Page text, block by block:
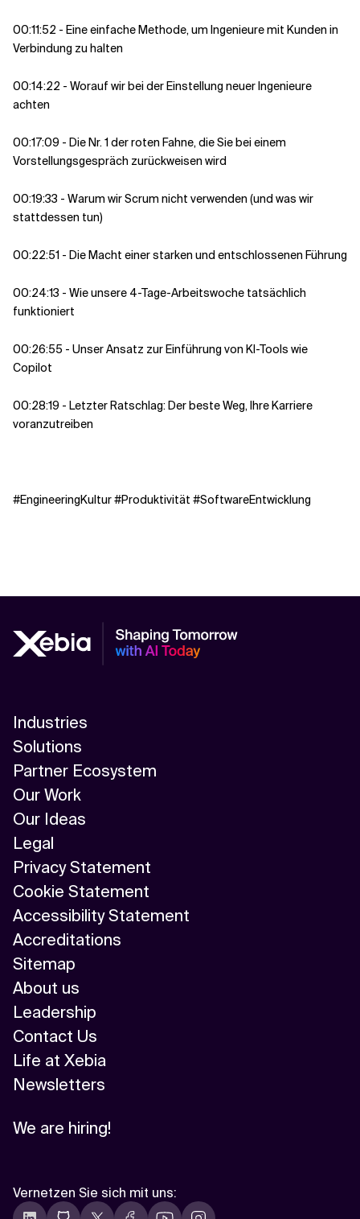
00:11:52 - Eine einfache Methode, um Ingenieure mit Kunden in
Verbindung zu halten
00:14:22 - Worauf wir bei der Einstellung neuer Ingenieure
achten
00:17:09 - Die Nr. 1 der roten Fahne, die Sie bei einem
Vorstellungsgespräch zurückweisen wird
00:19:33 - Warum wir Scrum nicht verwenden (und was wir
stattdessen tun)
00:22:51 - Die Macht einer starken und entschlossenen Führung
00:24:13 - Wie unsere 4-Tage-Arbeitswoche tatsächlich
funktioniert
00:26:55 - Unser Ansatz zur Einführung von KI-Tools wie
Copilot
00:28:19 - Letzter Ratschlag: Der beste Weg, Ihre Karriere
voranzutreiben
#EngineeringKultur #Produktivität #SoftwareEntwicklung
Industries
Solutions
Partner Ecosystem
Our Work
Our Ideas
Legal
Privacy Statement
Cookie Statement
Accessibility Statement
Accreditations
Sitemap
About us
Leadership
Contact Us
Life at Xebia
Newsletters
We are hiring!
Vernetzen Sie sich mit uns: